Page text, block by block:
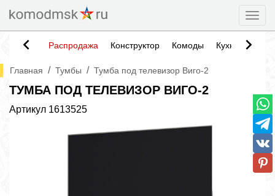
Распродажа Конструктор Комоды Кухни
Главная / Тумбы / Тумба под телевизор Виго-2
ТУМБА ПОД ТЕЛЕВИЗОР ВИГО-2
Артикул 1613525